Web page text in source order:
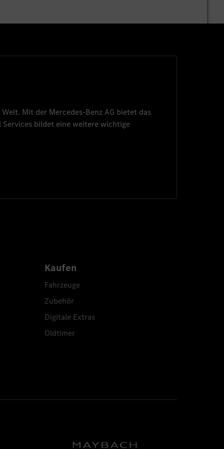
Mit der Mercedes-Benz AG bietet das
Services bildet eine weitere wichtige
Kaufen
Fahrzeuge
Zubehör
Digitale Extras
Oldtimer